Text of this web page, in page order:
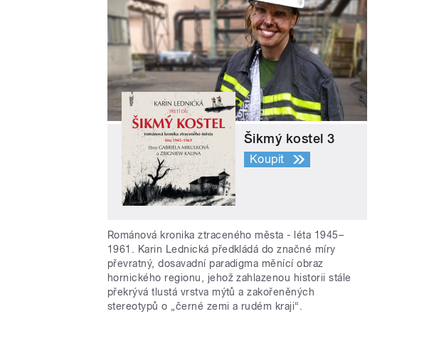
Šikmý kostel 3
Koupit
Románová kronika ztraceného města - léta 1945–
1961. Karin Lednická předkládá do značné míry
převratný, dosavadní paradigma měnící obraz
hornického regionu, jehož zahlazenou historii stále
překrývá tlustá vrstva mýtů a zakořeněných
stereotypů o „černé zemi a rudém kraji“.